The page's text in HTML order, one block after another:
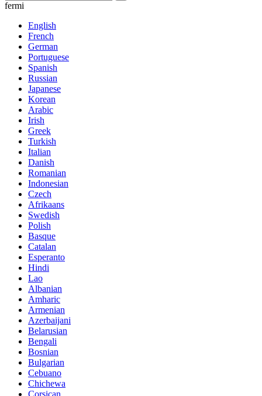
fermi
English
French
German
Portuguese
Spanish
Russian
Japanese
Korean
Arabic
Irish
Greek
Turkish
Italian
Danish
Romanian
Indonesian
Czech
Afrikaans
Swedish
Polish
Basque
Catalan
Esperanto
Hindi
Lao
Albanian
Amharic
Armenian
Azerbaijani
Belarusian
Bengali
Bosnian
Bulgarian
Cebuano
Chichewa